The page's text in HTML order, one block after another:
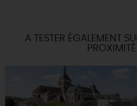
A TESTER ÉGALEMENT
PROXIMITÉ